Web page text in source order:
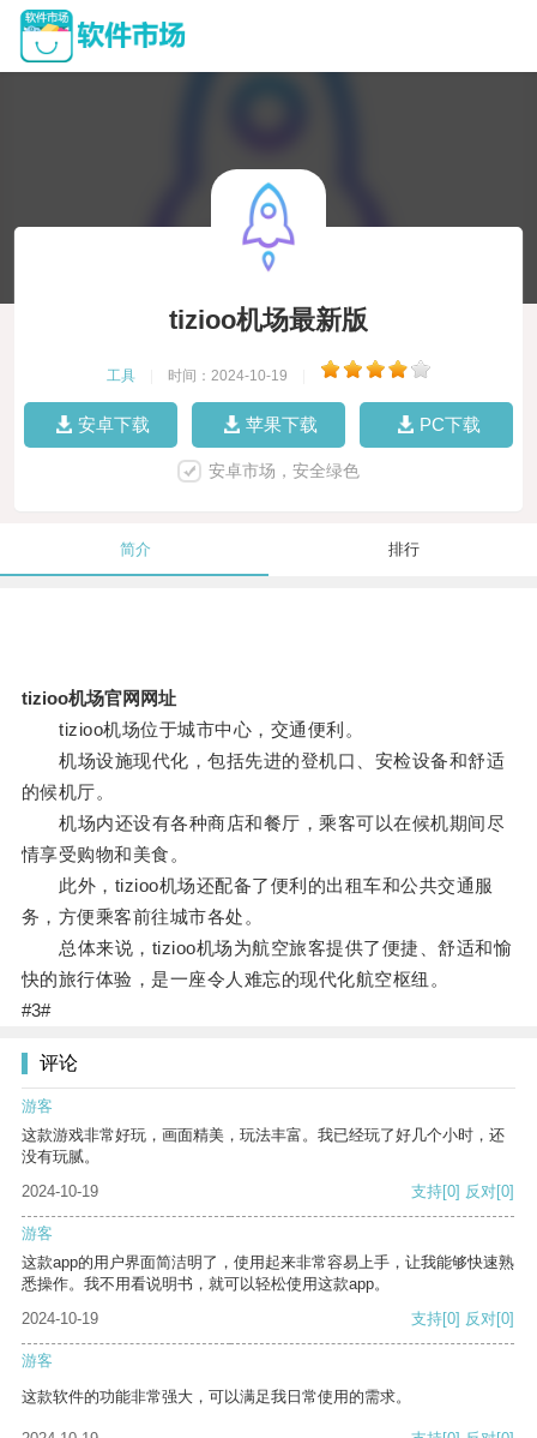
tizioo机场最新版
工具 时间：2024-10-19
安卓下载 苹果下载 PC下载
安卓市场，安全绿色
简介 排行
tizioo机场官网网址
tizioo机场位于城市中心，交通便利。
机场设施现代化，包括先进的登机口、安检设备和舒适
的候机厅。
机场内还设有各种商店和餐厅，乘客可以在候机期间尽
情享受购物和美食。
此外，tizioo机场还配备了便利的出租车和公共交通服
务，方便乘客前往城市各处。
总体来说，tizioo机场为航空旅客提供了便捷、舒适和愉
快的旅行体验，是一座令人难忘的现代化航空枢纽。
#3#
评论
游客
这款游戏非常好玩，画面精美，玩法丰富。我已经玩了好几个小时，还
没有玩腻。
2024-10-19
支持[0] 反对[0]
游客
这款app的用户界面简洁明了，使用起来非常容易上手，让我能够快速熟
悉操作。我不用看说明书，就可以轻松使用这款app。
2024-10-19
支持[0] 反对[0]
游客
这款软件的功能非常强大，可以满足我日常使用的需求。